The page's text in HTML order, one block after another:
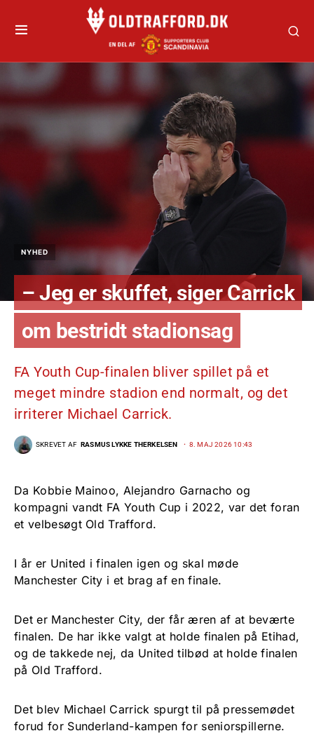
NYHED
– Jeg er skuffet, siger Carrick
om bestridt stadionsag
FA Youth Cup-finalen bliver spillet på et
meget mindre stadion end normalt, og det
irriterer Michael Carrick.
SKREVET AF RASMUS LYKKE THERKELSEN 8. MAJ 2026 10:43
Da Kobbie Mainoo, Alejandro Garnacho og
kompagni vandt FA Youth Cup i 2022, var det foran
et velbesøgt Old Trafford.
I år er United i finalen igen og skal møde
Manchester City i et brag af en finale.
Det er Manchester City, der får æren af at beværte
finalen. De har ikke valgt at holde finalen på Etihad,
og de takkede nej, da United tilbød at holde finalen
på Old Trafford.
Det blev Michael Carrick spurgt til på pressemødet
forud for Sunderland-kampen for seniorspillerne.